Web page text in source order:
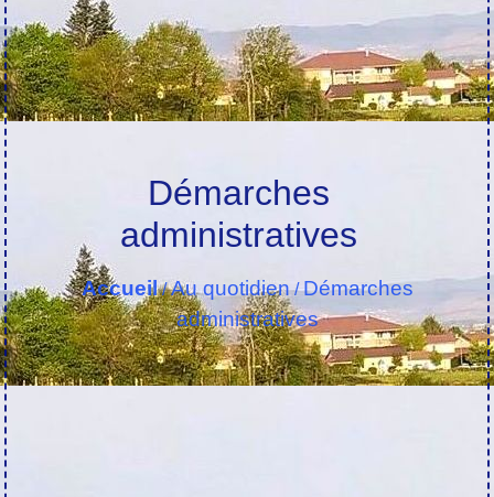
Démarches
administratives
Accueil/Au quotidien/Démarches
administratives